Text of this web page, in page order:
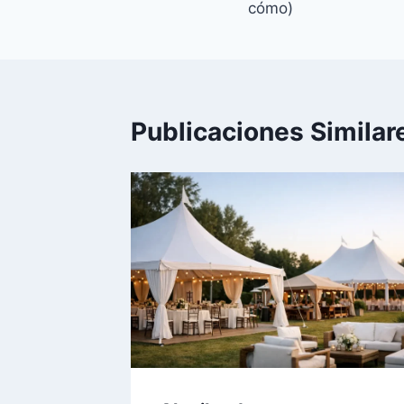
entradas
cómo)
Publicaciones